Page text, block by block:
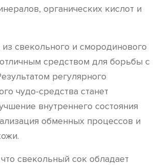
органических кислот и
свекольного и смородинового
средством для борьбы с
регулярного
чудо-средства станет
внутреннего состояния
обменных процессов и
свекольный сок обладает